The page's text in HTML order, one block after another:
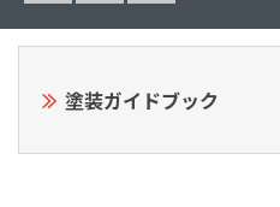
塗装ガイドブック